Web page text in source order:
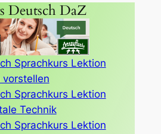
Deutsch DaZ
Sprachkurs Lektion
vorstellen
Sprachkurs Lektion
Technik
Sprachkurs Lektion